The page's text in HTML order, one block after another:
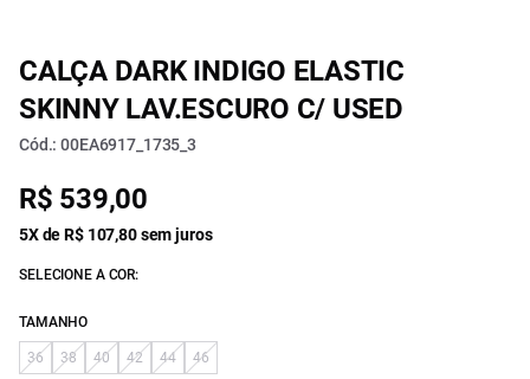
CALÇA DARK INDIGO ELASTIC
SKINNY LAV.ESCURO C/ USED
Cód.: 00EA6917_1735_3
R$ 539,00
5X de R$ 107,80 sem juros
SELECIONE A COR:
TAMANHO
36 38 40 42 44 46